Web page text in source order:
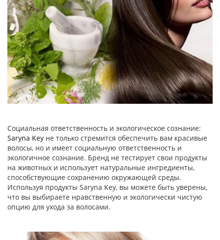
Социальная ответственность и экологическое сознание:
Saryna Key не только стремится обеспечить вам красивые
волосы, но и имеет социальную ответственность и
экологичное сознание. Бренд не тестирует свои продукты
на животных и использует натуральные ингредиенты,
способствующие сохранению окружающей среды.
Используя продукты Saryna Key, вы можете быть уверены,
что вы выбираете нравственную и экологически чистую
опцию для ухода за волосами.